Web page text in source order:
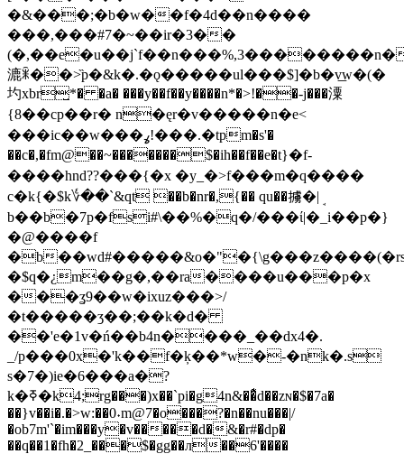
�&���;�b�w��f�4d��n����
���,���#7�~��ir�3��
(�,��e�u��j`f��n���%,3��������n�
漉ꂒ��>̏p�&k�.�ǫ�����ul���$]�b�v͟w�(�
圴xbr̺*� �a� ���y��f��y����n*�>!��-j���潥
{8��cp��r� n�ęr�v�����n�e<
���ic��w���ߩ!���.�tpm�s'�
��c�,�fm@��~�������$�ih��f��e�t}�f-
����hnd??���{�x �y_�>f���m�q����
c�k{�$k؇��`&qt ��b�nr�,{�� qu��擄�|ܱ
b��b�7p�fsi#\��%�q�/���ί|�_i��p�}
�@����f
�b
�$q�¿m��g�,��ra����u���p�x
���ʓ9��w�ixuz���>/
�t�����ʒ��;��k�d�
��'e�1v�ń��b4n����_��dx4�.
_/p���0x�'k��f�ķ��*w�-�nk�.s
s�7�)ie�6���a�?
k�ߧ�k4;rg���)x��`pi�g4n&��͊d��zɴ�$�7a�
��}v��i�.�>w:��0˖m@7�o���?�n��nu���|/
�ob7m'`�im���y�v�����d�&�r#�dp�
��q��1�fh�2_���$�gg��л��6'����